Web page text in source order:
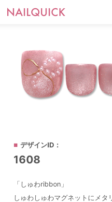
デザインID：
1608
「しゅわribbon」
しゅわしゅわマグネットにメ